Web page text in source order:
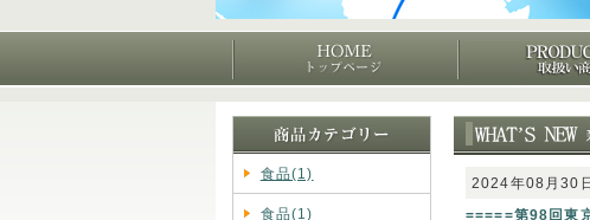
食品(1)
食品(1)
2024年08月30
=====第98回東